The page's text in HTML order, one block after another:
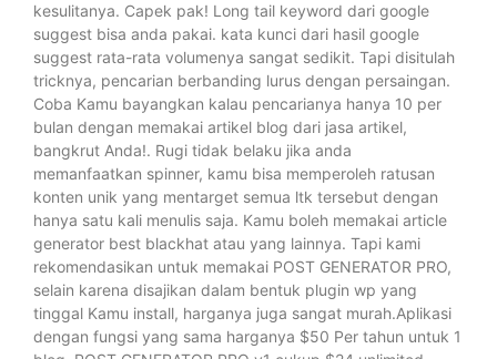
kesulitanya. Capek pak! Long tail keyword dari google
suggest bisa anda pakai. kata kunci dari hasil google
suggest rata-rata volumenya sangat sedikit. Tapi disitulah
tricknya, pencarian berbanding lurus dengan persaingan.
Coba Kamu bayangkan kalau pencarianya hanya 10 per
bulan dengan memakai artikel blog dari jasa artikel,
bangkrut Anda!. Rugi tidak belaku jika anda
memanfaatkan spinner, kamu bisa memperoleh ratusan
konten unik yang mentarget semua ltk tersebut dengan
hanya satu kali menulis saja. Kamu boleh memakai article
generator best blackhat atau yang lainnya. Tapi kami
rekomendasikan untuk memakai POST GENERATOR PRO,
selain karena disajikan dalam bentuk plugin wp yang
tinggal Kamu install, harganya juga sangat murah.Aplikasi
dengan fungsi yang sama harganya $50 Per tahun untuk 1